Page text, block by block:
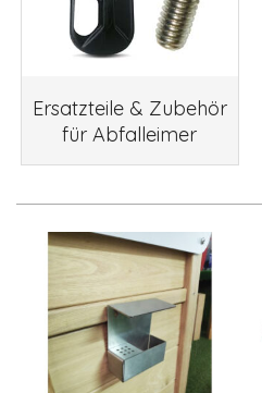
Ersatzteile & Zubehör
für Abfalleimer